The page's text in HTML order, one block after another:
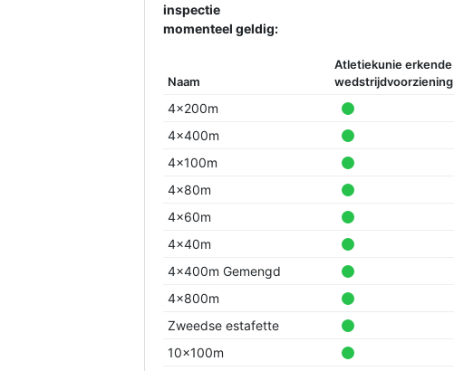
inspectie
momenteel geldig:
Naam
Atletiekunie erkende
wedstrijdvoorziening
4x200m
4x400m
4x100m
4x80m
4x60m
4x40m
4x400m Gemengd
4x800m
Zweedse estafette
10x100m